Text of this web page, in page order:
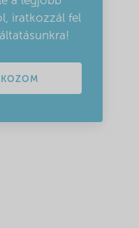
iratkozzál fel